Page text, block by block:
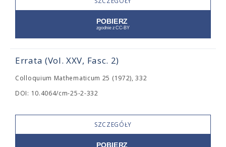
Errata (Vol. XXV, Fasc. 2)
Colloquium Mathematicum 25 (1972), 332
DOI: 10.4064/cm-25-2-332
SZCZEGÓŁY